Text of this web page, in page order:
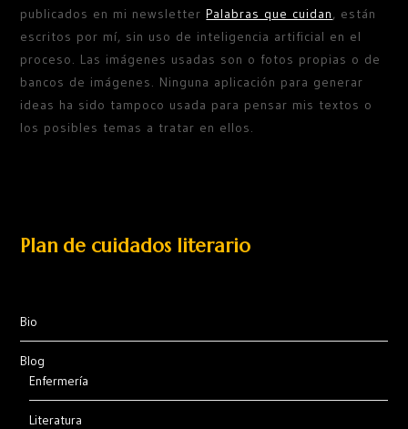
publicados en mi newsletterPalabras que cuidan, están
escritos por mí, sin uso de inteligencia artificial en el
proceso. Las imágenes usadas son o fotos propias o de
bancos de imágenes. Ninguna aplicación para generar
ideas ha sido tampoco usada para pensar mis textos o
los posibles temas a tratar en ellos.
Plan de cuidados literario
Bio
Blog
Enfermería
Literatura